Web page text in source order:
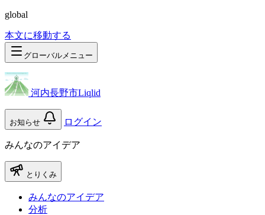
global
本文に移動する
グローバルメニュー
河内長野市Liqlid
お知らせ ログイン
みんなのアイデア
とりくみ
みんなのアイデア
分析